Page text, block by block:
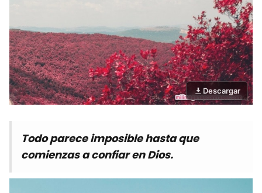
Descargar
Todo parece imposible hasta que
comienzas a confiar en Dios.